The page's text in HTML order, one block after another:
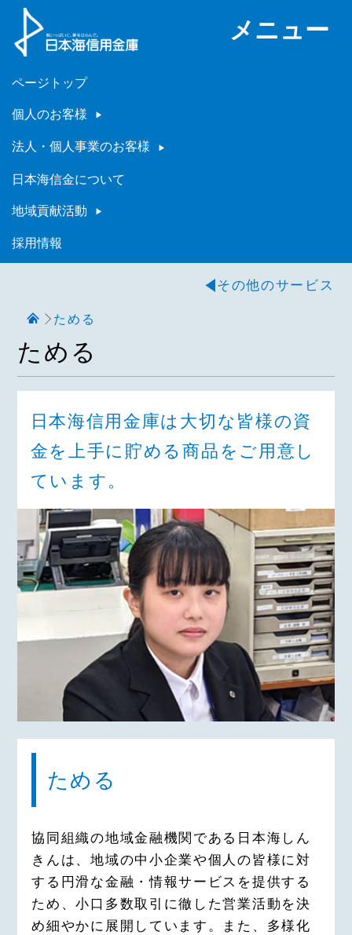
メニュー
ページトップ
個人のお客様
法人・個人事業のお客様
日本海信金について
地域貢献活動
採用情報
その他のサービス
ためる
ためる
日本海信用金庫は大切な皆様の資
金を上手に貯める商品をご用意し
ています。
ためる
協同組織の地域金融機関である日本海しん
きんは、地域の中小企業や個人の皆様に対
する円滑な金融・情報サービスを提供する
ため、小口多数取引に徹した営業活動を決
め細やかに展開しています。また、多様化